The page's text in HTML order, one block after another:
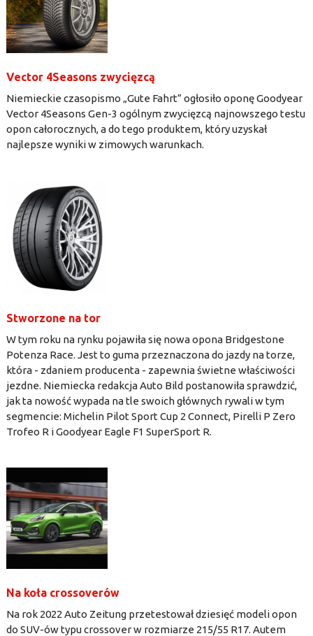
Vector 4Seasons zwycięzcą
Niemieckie czasopismo „Gute Fahrt” ogłosiło oponę Goodyear
Vector 4Seasons Gen-3 ogólnym zwycięzcą najnowszego testu
opon całorocznych, a do tego produktem, który uzyskał
najlepsze wyniki w zimowych warunkach.
Stworzone na tor
W tym roku na rynku pojawiła się nowa opona Bridgestone
Potenza Race. Jest to guma przeznaczona do jazdy na torze,
która - zdaniem producenta - zapewnia świetne właściwości
jezdne. Niemiecka redakcja Auto Bild postanowiła sprawdzić,
jak ta nowość wypada na tle swoich głównych rywali w tym
segmencie: Michelin Pilot Sport Cup 2 Connect, Pirelli P Zero
Trofeo R i Goodyear Eagle F1 SuperSport R.
Na koła crossoverów
Na rok 2022 Auto Zeitung przetestował dziesięć modeli opon
do SUV-ów typu crossover w rozmiarze 215/55 R17. Autem